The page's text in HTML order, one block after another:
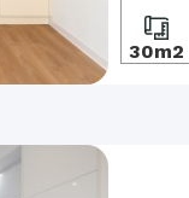
30m2